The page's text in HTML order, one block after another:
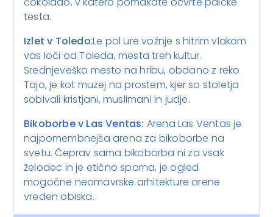
testa.
Izlet v Toledo:Le pol ure vožnje s hitrim vlakom
vas loči od Toleda, mesta treh kultur.
Srednjeveško mesto na hribu, obdano z reko
Tajo, je kot muzej na prostem, kjer so stoletja
sobivali kristjani, muslimani in judje.
Bikoborbe v Las Ventas: Arena Las Ventas je
najpomembnejša arena za bikoborbe na
svetu. Čeprav sama bikoborba ni za vsak
želodec in je etično sporna, je ogled
mogočne neomavrske arhitekture arene
vreden obiska.